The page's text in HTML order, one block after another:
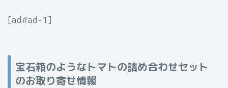
[ad#ad-1]
宝石箱のようなトマトの詰め合わせセット
のお取り寄せ情報